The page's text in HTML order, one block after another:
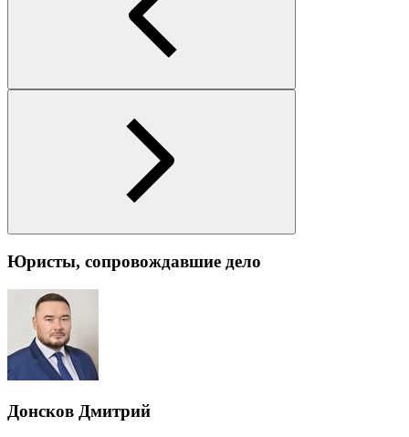
Юристы, сопровождавшие дело
Донсков Дмитрий